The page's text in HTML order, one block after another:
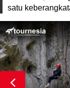
satu